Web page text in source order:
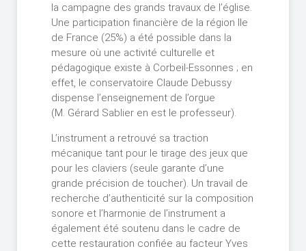
la campagne des grands travaux de l’église.
Une participation financière de la région Ile
de France (25%) a été possible dans la
mesure où une activité culturelle et
pédagogique existe à Corbeil-Essonnes ; en
effet, le conservatoire Claude Debussy
dispense l’enseignement de l’orgue
(M. Gérard Sablier en est le professeur).
L’instrument a retrouvé sa traction
mécanique tant pour le tirage des jeux que
pour les claviers (seule garante d’une
grande précision de toucher). Un travail de
recherche d’authenticité sur la composition
sonore et l’harmonie de l’instrument a
également été soutenu dans le cadre de
cette restauration confiée au facteur Yves